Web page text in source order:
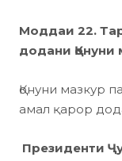
Моддаи 22.
додани Қонуни
Қонуни мазкур
амал қарор
Президенти